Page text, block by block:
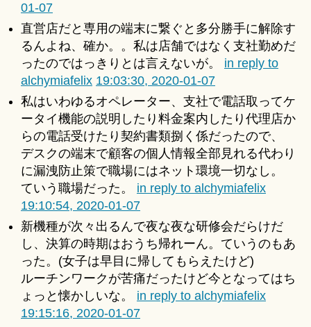
01-07
直営店だと専用の端末に繋ぐと多分勝手に解除す
るんよね、確か。。私は店舗ではなく支社勤めだ
ったのではっきりとは言えないが。 in reply to
alchymiafelix 19:03:30, 2020-01-07
私はいわゆるオペレーター、支社で電話取ってケ
ータイ機能の説明したり料金案内したり代理店か
らの電話受けたり契約書類捌く係だったので、
デスクの端末で顧客の個人情報全部見れる代わり
に漏洩防止策で職場にはネット環境一切なし。
ていう職場だった。 in reply to alchymiafelix
19:10:54, 2020-01-07
新機種が次々出るんで夜な夜な研修会だらけだ
し、決算の時期はおうち帰れーん。ていうのもあ
った。(女子は早目に帰してもらえたけど)
ルーチンワークが苦痛だったけど今となってはち
ょっと懐かしいな。 in reply to alchymiafelix
19:15:16, 2020-01-07